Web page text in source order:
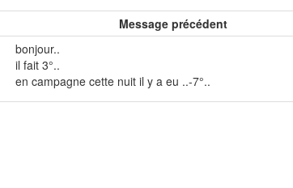
Message précédent
bonjour..
il fait 3°..
en campagne cette nuit il y a eu ..-7°..